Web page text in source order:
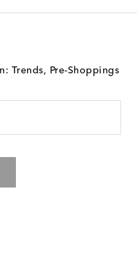
Trends, Pre-Shoppings